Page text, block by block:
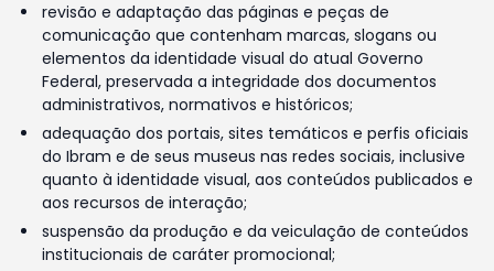
revisão e adaptação das páginas e peças de
comunicação que contenham marcas, slogans ou
elementos da identidade visual do atual Governo
Federal, preservada a integridade dos documentos
administrativos, normativos e históricos;
adequação dos portais, sites temáticos e perfis oficiais
do Ibram e de seus museus nas redes sociais, inclusive
quanto à identidade visual, aos conteúdos publicados e
aos recursos de interação;
suspensão da produção e da veiculação de conteúdos
institucionais de caráter promocional;